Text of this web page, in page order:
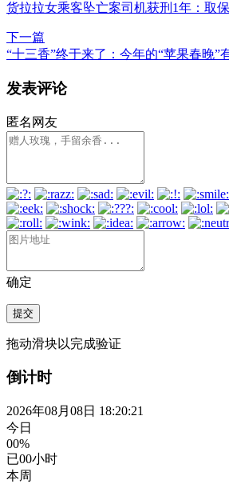
货拉拉女乘客坠亡案司机获刑1年：取
下一篇
“十三香”终于来了：今年的“苹果春晚”
发表评论
匿名网友
确定
提交
拖动滑块以完成验证
倒计时
2026年08月08日 18:20:22
今日
00%
已00小时
本周